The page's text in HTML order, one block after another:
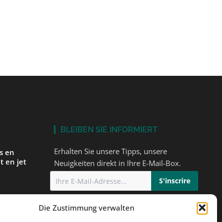
Die Zustimmung verwalten
en
en jet
BLEIBEN SIE INFORMIERT
Erhalten Sie unsere Tipps, unsere
Neuigkeiten direkt in Ihre E-Mail-Box.
zu